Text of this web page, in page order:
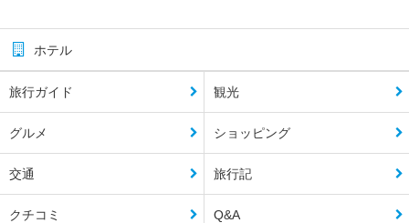
ホテル
旅行ガイド 観光
グルメ ショッピング
交通 旅行記
クチコミ Q&A